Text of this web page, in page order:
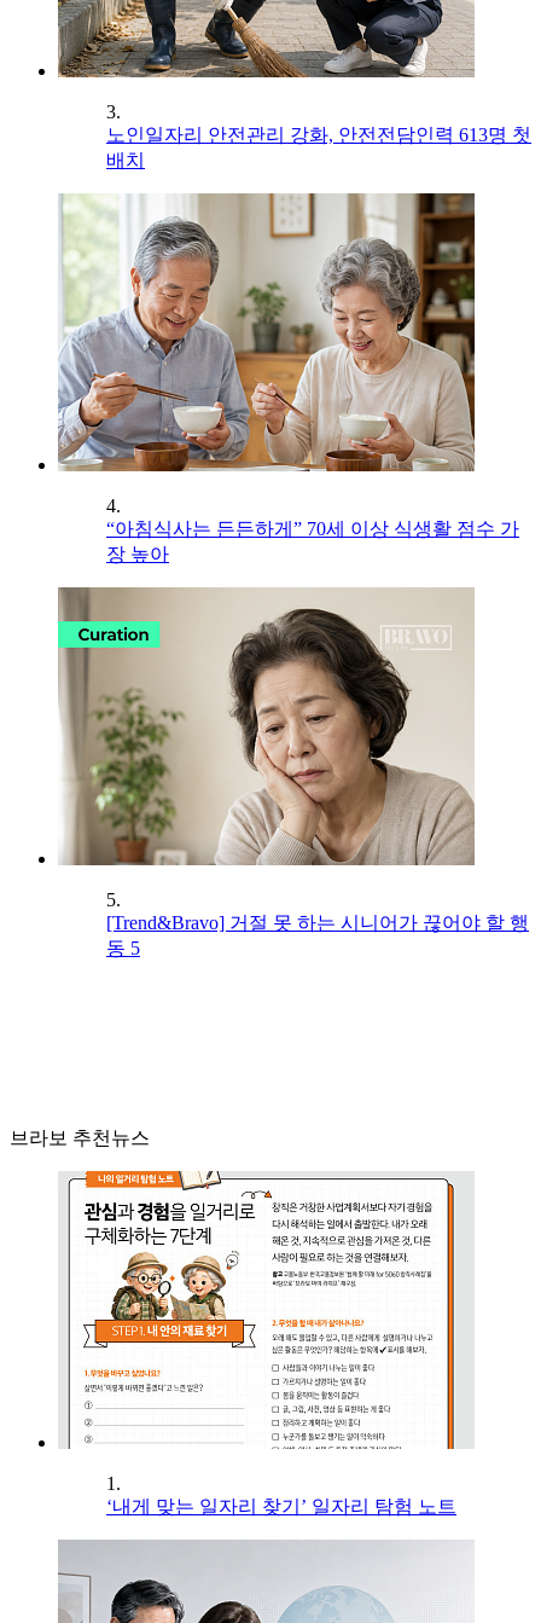
3.
노인일자리 안전관리 강화, 안전전담인력 613명 첫
배치
4.
“아침식사는 든든하게” 70세 이상 식생활 점수 가
장 높아
5.
[Trend&Bravo] 거절 못 하는 시니어가 끊어야 할 행
동 5
브라보 추천뉴스
1.
‘내게 맞는 일자리 찾기’ 일자리 탐험 노트